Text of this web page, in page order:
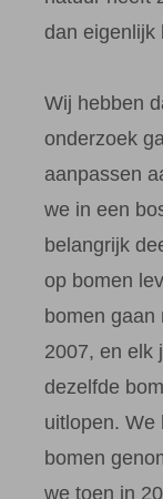
dan eigenlijk
Wij hebben
onderzoek
aanpassen
we in een
belangrijk
op bomen
bomen gaan
2007, en elk
dezelfde
uitlopen. We
bomen
we toen in